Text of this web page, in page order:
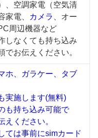
、空調家電（空気清
家電、
カメラ
、オー
周辺機器など
しなくても持ち込み
でお伝えください。
ホ、ガラケー、タブ
実施します(無料)
も持ち込み可能で
えください。
ては事前にsimカード